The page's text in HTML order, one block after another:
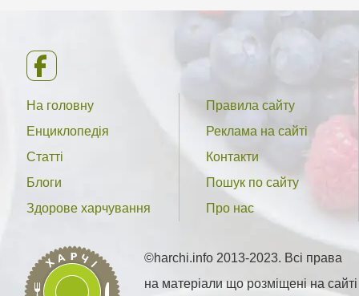
На головну
Енциклопедія
Статті
Блоги
Здорове харчування
Правила сайту
Реклама на сайті
Контакти
Пошук по сайту
Про нас
©harchi.info 2013-2023. Всі права
на матеріали що розміщені на сайті